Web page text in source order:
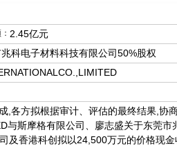
2.45亿元
科电子材料科技有限公司50%股权
,各方拟根据审计、评估的最终结果,协
与斯摩格有限公司、廖志盛关于东莞
及香港科创拟以24,500万元的价格现